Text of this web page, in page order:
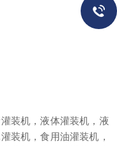
装机，液体灌装机，液
装机，食用油灌装机，